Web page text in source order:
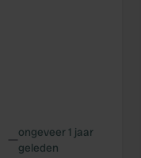
—ongeveer 1 jaar
geleden